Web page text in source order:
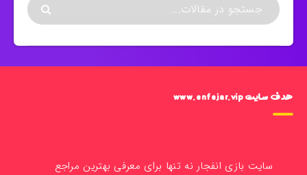
هدف سایت www.enfejar.vip
سایت بازی انفجار نه تنها برای معرفی بهترین مراجع